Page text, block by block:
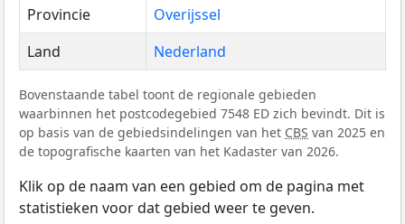
Provincie
Overijssel
Land
Nederland
Bovenstaande tabel toont de regionale gebieden
waarbinnen het postcodegebied 7548 ED zich bevindt. Dit is
op basis van de gebiedsindelingen van het CBS van 2025 en
de topografische kaarten van het Kadaster van 2026.
Klik op de naam van een gebied om de pagina met
statistieken voor dat gebied weer te geven.